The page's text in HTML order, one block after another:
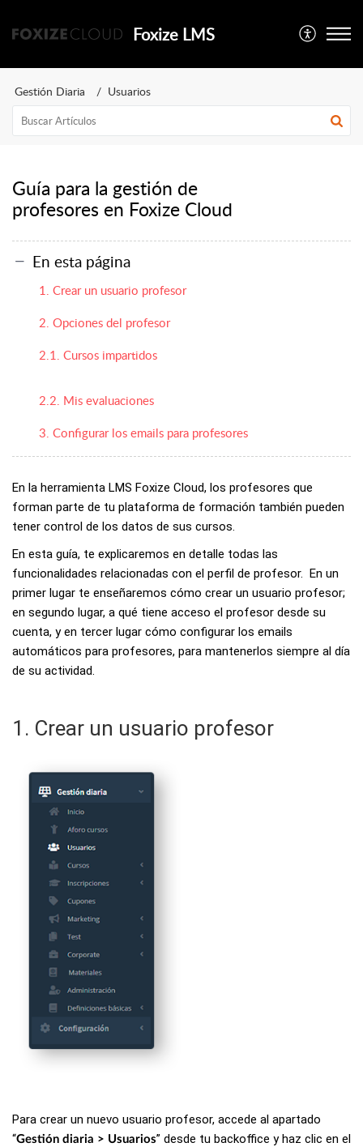
Foxize LMS
Gestión Diaria Usuarios
Guía para la gestión de
profesores en Foxize Cloud
En esta página
1. Crear un usuario profesor
2. Opciones del profesor
2.1. Cursos impartidos
2.2. Mis evaluaciones
3. Configurar los emails para profesores
En la herramienta LMS Foxize Cloud, los profesores que
forman parte de tu plataforma de formación también pueden
tener control de los datos de sus cursos.
En esta guía, te explicaremos en detalle todas las
funcionalidades relacionadas con el perfil de profesor. En un
primer lugar te enseñaremos cómo crear un usuario profesor;
en segundo lugar, a qué tiene acceso el profesor desde su
cuenta, y en tercer lugar cómo configurar los emails
automáticos para profesores, para mantenerlos siempre al día
de su actividad.
1. Crear un usuario profesor
Para crear un nuevo usuario profesor, accede al apartado
“Gestión diaria > Usuarios” desde tu backoffice y haz clic en el